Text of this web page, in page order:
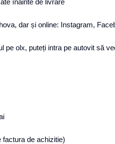
dar și online: Instagram,
pe olx, puteți intra pe autovit să
factura de achizitie)